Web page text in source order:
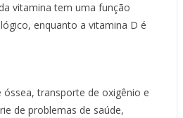
vitamina tem uma função
enquanto a vitamina D é
transporte de oxigênio e
de problemas de saúde,